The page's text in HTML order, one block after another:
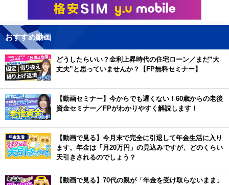
おすすめ動画
どうしたらいい？金利上昇時代の住宅ローン／まだ”大
丈夫”と思っていませんか？【FP無料セミナー】
【動画セミナー】今からでも遅くない！60歳からの老後
資金セミナー／FPがわかりやすく解説します！
【動画で見る】今月末で完全に引退して年金生活に入り
ます。年金は「月20万円」の見込みですが、どのくらい
天引きされるのでしょう？
【動画で見る】70代の親が「年金を受け取らないまま」